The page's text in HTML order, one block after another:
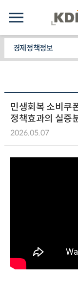
경제정책정보
민생회복 소비쿠
정책효과의 실증
2026.05.07